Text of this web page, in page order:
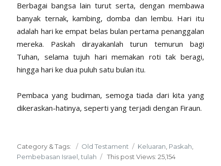
Berbagai bangsa lain turut serta, dengan membawa
banyak ternak, kambing, domba dan lembu. Hari itu
adalah hari ke empat belas bulan pertama penanggalan
mereka. Paskah dirayakanlah turun temurun bagi
Tuhan, selama tujuh hari memakan roti tak beragi,
hingga hari ke dua puluh satu bulan itu.
Pembaca yang budiman, semoga tiada dari kita yang
dikeraskan-hatinya, seperti yang terjadi dengan Firaun.
Category & Tags:
Posted
on
Categories
Old Testament Tags
Keluaran Paskah
Pembebasan Israel ,tulah This postViews: 25,154